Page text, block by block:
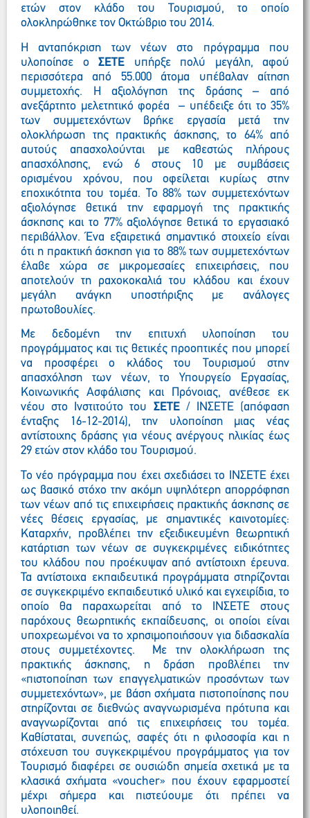
ετών στον κλάδο του Τουρισμού, το οποίο
ολοκληρώθηκε τον Οκτώβριο του 2014.
Η ανταπόκριση των νέων στο πρόγραμμα που
υλοποίησε ο ΣΕΤΕ υπήρξε πολύ μεγάλη, αφού
περισσότερα από 55.000 άτομα υπέβαλαν αίτηση
συμμετοχής. Η αξιολόγηση της δράσης – από
ανεξάρτητο μελετητικό φορέα – υπέδειξε ότι το 35%
των συμμετεχόντων βρήκε εργασία μετά την
ολοκλήρωση της πρακτικής άσκησης, το 64% από
αυτούς απασχολούνται με καθεστώς πλήρους
απασχόλησης, ενώ 6 στους 10 με συμβάσεις
ορισμένου χρόνου, που οφείλεται κυρίως στην
εποχικότητα του τομέα. Το 88% των συμμετεχόντων
αξιολόγησε θετικά την εφαρμογή της πρακτικής
άσκησης και το 77% αξιολόγησε θετικά το εργασιακό
περιβάλλον. Ένα εξαιρετικά σημαντικό στοιχείο είναι
ότι η πρακτική άσκηση για το 88% των συμμετεχόντων
έλαβε χώρα σε μικρομεσαίες επιχειρήσεις, που
αποτελούν τη ραχοκοκαλιά του κλάδου και έχουν
μεγάλη ανάγκη υποστήριξης με ανάλογες
πρωτοβουλίες.
Με δεδομένη την επιτυχή υλοποίηση του
προγράμματος και τις θετικές προοπτικές που μπορεί
να προσφέρει ο κλάδος του Τουρισμού στην
απασχόληση των νέων, το Υπουργείο Εργασίας,
Κοινωνικής Ασφάλισης και Πρόνοιας, ανέθεσε εκ
νέου στο Ινστιτούτο του ΣΕΤΕ/ ΙΝΣΕΤΕ (απόφαση
ένταξης 16-12-2014), την υλοποίηση μιας νέας
αντίστοιχης δράσης για νέους ανέργους ηλικίας έως
29 ετών στον κλάδο του Τουρισμού.
Το νέο πρόγραμμα που έχει σχεδιάσει το ΙΝΣΕΤΕ έχει
ως βασικό στόχο την ακόμη υψηλότερη απορρόφηση
των νέων από τις επιχειρήσεις πρακτικής άσκησης σε
νέες θέσεις εργασίας, με σημαντικές καινοτομίες:
Καταρχήν, προβλέπει την εξειδικευμένη θεωρητική
κατάρτιση των νέων σε συγκεκριμένες ειδικότητες
του κλάδου που προέκυψαν από αντίστοιχη έρευνα.
Τα αντίστοιχα εκπαιδευτικά προγράμματα στηρίζονται
σε συγκεκριμένο εκπαιδευτικό υλικό και εγχειρίδια, το
οποίο θα παραχωρείται από το ΙΝΣΕΤΕ στους
παρόχους θεωρητικής εκπαίδευσης, οι οποίοι είναι
υποχρεωμένοι να το χρησιμοποιήσουν για διδασκαλία
στους συμμετέχοντες. Με την ολοκλήρωση της
πρακτικής άσκησης, η δράση προβλέπει την
«πιστοποίηση των επαγγελματικών προσόντων των
συμμετεχόντων», με βάση σχήματα πιστοποίησης που
στηρίζονται σε διεθνώς αναγνωρισμένα πρότυπα και
αναγνωρίζονται από τις επιχειρήσεις του τομέα.
Καθίσταται, συνεπώς, σαφές ότι η φιλοσοφία και η
στόχευση του συγκεκριμένου προγράμματος για τον
Τουρισμό διαφέρει σε ουσιώδη σημεία σχετικά με τα
κλασικά σχήματα «voucher» που έχουν εφαρμοστεί
μέχρι σήμερα και πιστεύουμε ότι πρέπει να
υλοποιηθεί.